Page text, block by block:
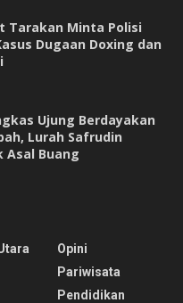
Tarakan Minta Polisi
Dugaan Doxing dan
Ujung Berdayakan
Lurah Safrudin
Asal Buang
Opini
Pariwisata
Pendidikan